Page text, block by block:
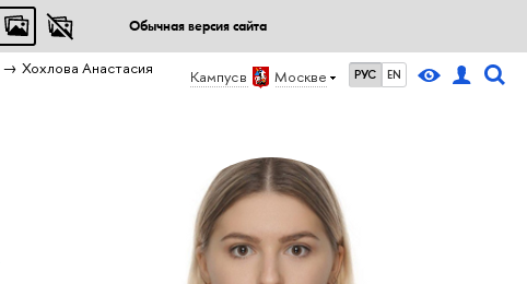
Обычная версия сайта
Кампус в Москве РУС EN
Хохлова Анастасия